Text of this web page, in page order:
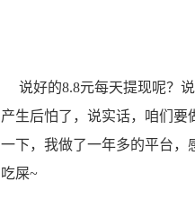
说好的8.8元每天提现呢？说
产生后怕了，说实话，咱们
一下，我做了一年多的平台，
吃屎~